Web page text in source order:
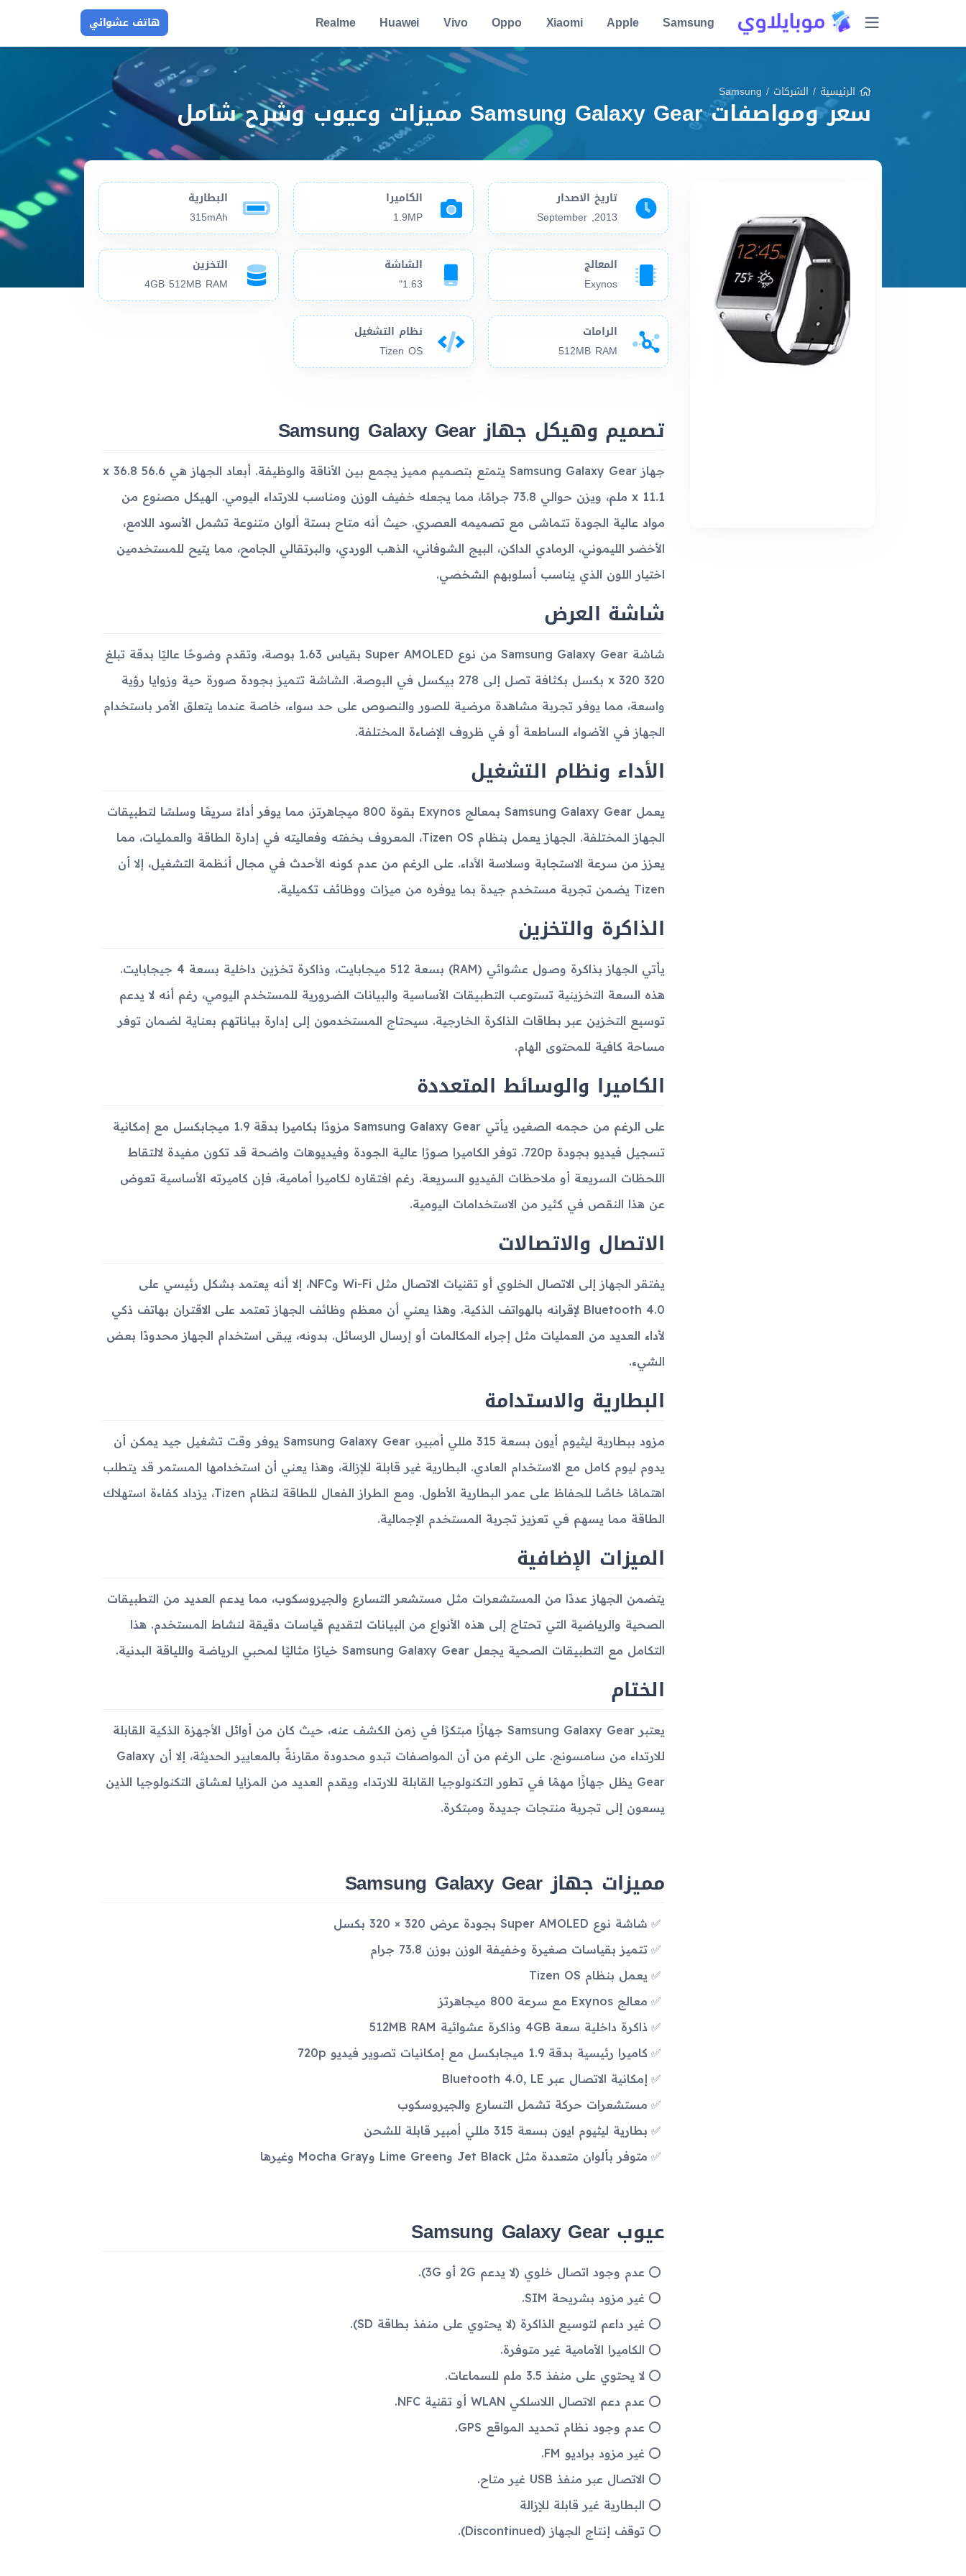
Samsung
Apple
Xiaomi
Oppo
Vivo
Huawei
Realme هاتف عشوائي
الرئيسية / الشركات /
Samsung
سعر ومواصفات Samsung Galaxy Gear مميزات وعيوب وشرح شامل
تاريخ الاصدار
2013, September
الكاميرا
1.9MP
البطارية
315mAh
المعالج
Exynos
الشاشة
1.63"
التخزين
4GB 512MB RAM
الرامات
512MB RAM
نظام التشغيل
Tizen OS
تصميم وهيكل جهاز Samsung Galaxy Gear
جهاز Samsung Galaxy Gear يتمتع بتصميم مميز يجمع بين الأناقة والوظيفة. أبعاد الجهاز هي 56.6 x 36.8
x 11.1 ملم، ويزن حوالي 73.8 جرامًا، مما يجعله خفيف الوزن ومناسب للارتداء اليومي. الهيكل مصنوع من
مواد عالية الجودة تتماشى مع تصميمه العصري. حيث أنه متاح بستة ألوان متنوعة تشمل الأسود اللامع،
الأخضر الليموني، الرمادي الداكن، البيج الشوفاني، الذهب الوردي، والبرتقالي الجامح، مما يتيح للمستخدمين
اختيار اللون الذي يناسب أسلوبهم الشخصي.
شاشة العرض
شاشة Samsung Galaxy Gear من نوع Super AMOLED بقياس 1.63 بوصة، وتقدم وضوحًا عاليًا بدقة تبلغ
320 x 320 بكسل بكثافة تصل إلى 278 بيكسل في البوصة. الشاشة تتميز بجودة صورة حية وزوايا رؤية
واسعة، مما يوفر تجربة مشاهدة مرضية للصور والنصوص على حد سواء، خاصة عندما يتعلق الأمر باستخدام
الجهاز في الأضواء الساطعة أو في ظروف الإضاءة المختلفة.
الأداء ونظام التشغيل
يعمل Samsung Galaxy Gear بمعالج Exynos بقوة 800 ميجاهرتز، مما يوفر أداءً سريعًا وسلسًا لتطبيقات
الجهاز المختلفة. الجهاز يعمل بنظام Tizen OS، المعروف بخفته وفعاليته في إدارة الطاقة والعمليات، مما
يعزز من سرعة الاستجابة وسلاسة الأداء. على الرغم من عدم كونه الأحدث في مجال أنظمة التشغيل، إلا أن
Tizen يضمن تجربة مستخدم جيدة بما يوفره من ميزات ووظائف تكميلية.
الذاكرة والتخزين
يأتي الجهاز بذاكرة وصول عشوائي (RAM) بسعة 512 ميجابايت، وذاكرة تخزين داخلية بسعة 4 جيجابايت.
هذه السعة التخزينية تستوعب التطبيقات الأساسية والبيانات الضرورية للمستخدم اليومي، رغم أنه لا يدعم
توسيع التخزين عبر بطاقات الذاكرة الخارجية. سيحتاج المستخدمون إلى إدارة بياناتهم بعناية لضمان توفر
مساحة كافية للمحتوى الهام.
الكاميرا والوسائط المتعددة
على الرغم من حجمه الصغير، يأتي Samsung Galaxy Gear مزودًا بكاميرا بدقة 1.9 ميجابكسل مع إمكانية
تسجيل فيديو بجودة 720p. توفر الكاميرا صورًا عالية الجودة وفيديوهات واضحة قد تكون مفيدة لالتقاط
اللحظات السريعة أو ملاحظات الفيديو السريعة. رغم افتقاره لكاميرا أمامية، فإن كاميرته الأساسية تعوض
عن هذا النقص في كثير من الاستخدامات اليومية.
الاتصال والاتصالات
يفتقر الجهاز إلى الاتصال الخلوي أو تقنيات الاتصال مثل Wi-Fi وNFC، إلا أنه يعتمد بشكل رئيسي على
Bluetooth 4.0 لإقرانه بالهواتف الذكية. وهذا يعني أن معظم وظائف الجهاز تعتمد على الاقتران بهاتف ذكي
لأداء العديد من العمليات مثل إجراء المكالمات أو إرسال الرسائل. بدونه، يبقى استخدام الجهاز محدودًا بعض
الشيء.
البطارية والاستدامة
مزود ببطارية ليثيوم أيون بسعة 315 مللي أمبير، Samsung Galaxy Gear يوفر وقت تشغيل جيد يمكن أن
يدوم ليوم كامل مع الاستخدام العادي. البطارية غير قابلة للإزالة، وهذا يعني أن استخدامها المستمر قد يتطلب
اهتمامًا خاصًا للحفاظ على عمر البطارية الأطول. ومع الطراز الفعال للطاقة لنظام Tizen، يزداد كفاءة استهلاك
الطاقة مما يسهم في تعزيز تجربة المستخدم الإجمالية.
الميزات الإضافية
يتضمن الجهاز عددًا من المستشعرات مثل مستشعر التسارع والجيروسكوب، مما يدعم العديد من التطبيقات
الصحية والرياضية التي تحتاج إلى هذه الأنواع من البيانات لتقديم قياسات دقيقة لنشاط المستخدم. هذا
التكامل مع التطبيقات الصحية يجعل Samsung Galaxy Gear خيارًا مثاليًا لمحبي الرياضة واللياقة البدنية.
الختام
يعتبر Samsung Galaxy Gear جهازًا مبتكرًا في زمن الكشف عنه، حيث كان من أوائل الأجهزة الذكية القابلة
للارتداء من سامسونج. على الرغم من أن المواصفات تبدو محدودة مقارنةً بالمعايير الحديثة، إلا أن Galaxy
Gear يظل جهازًا مهمًا في تطور التكنولوجيا القابلة للارتداء ويقدم العديد من المزايا لعشاق التكنولوجيا الذين
يسعون إلى تجربة منتجات جديدة ومبتكرة.
مميزات جهاز Samsung Galaxy Gear
شاشة نوع Super AMOLED بجودة عرض 320 × 320 بكسل
تتميز بقياسات صغيرة وخفيفة الوزن بوزن 73.8 جرام
يعمل بنظام Tizen OS
معالج Exynos مع سرعة 800 ميجاهرتز
ذاكرة داخلية سعة 4GB وذاكرة عشوائية 512MB RAM
كاميرا رئيسية بدقة 1.9 ميجابكسل مع إمكانيات تصوير فيديو 720p
إمكانية الاتصال عبر Bluetooth 4.0, LE
مستشعرات حركة تشمل التسارع والجيروسكوب
بطارية ليثيوم ايون بسعة 315 مللي أمبير قابلة للشحن
متوفر بألوان متعددة مثل Jet Black وLime Green وMocha Gray وغيرها
عيوب Samsung Galaxy Gear
عدم وجود اتصال خلوي (لا يدعم 2G أو 3G).
غير مزود بشريحة SIM.
غير داعم لتوسيع الذاكرة (لا يحتوي على منفذ بطاقة SD).
الكاميرا الأمامية غير متوفرة.
لا يحتوي على منفذ 3.5 ملم للسماعات.
عدم دعم الاتصال اللاسلكي WLAN أو تقنية NFC.
عدم وجود نظام تحديد المواقع GPS.
غير مزود براديو FM.
الاتصال عبر منفذ USB غير متاح.
البطارية غير قابلة للإزالة
توقف إنتاج الجهاز (Discontinued).